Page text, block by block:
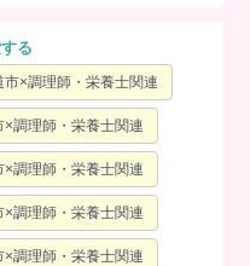
る
市×調理師・栄養士関連
×調理師・栄養士関連
×調理師・栄養士関連
×調理師・栄養士関連
×調理師・栄養士関連